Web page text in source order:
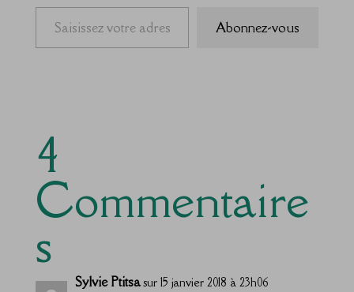
Saisissez votre adresse e-mail…
Abonnez-vous
4
Commentaire
s
Sylvie Ptitsasur 15 janvier 2018 à 23h06